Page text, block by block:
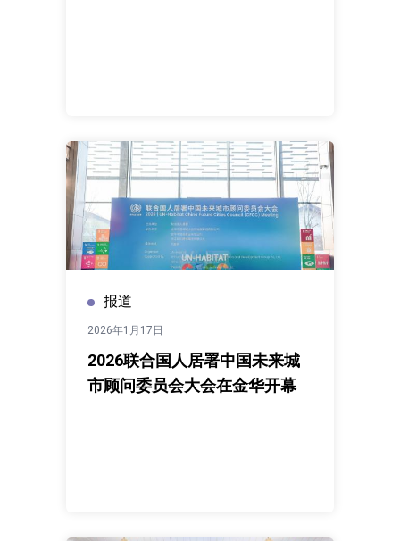
报道
2026年1月17日
2026联合国人居署中国未来城
市顾问委员会大会在金华开幕